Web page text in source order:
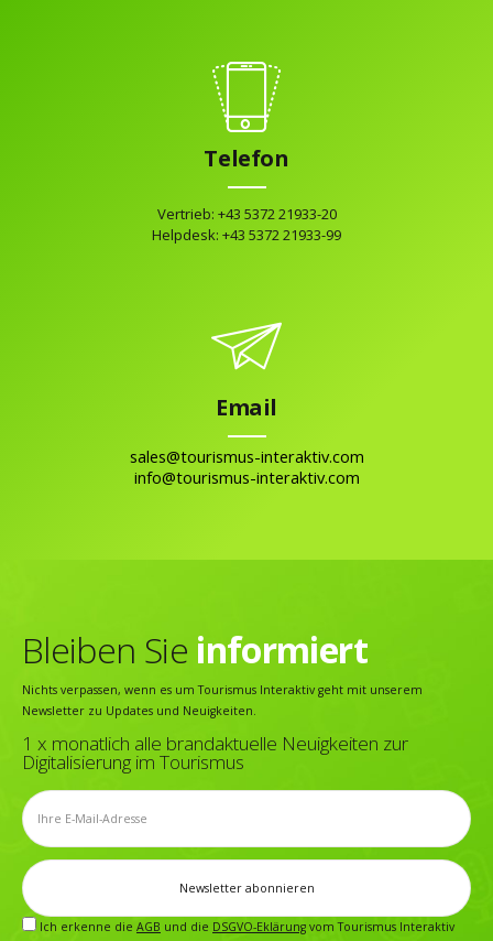
Telefon
Vertrieb: +43 5372 21933-20
Helpdesk: +43 5372 21933-99
Email
sales@tourismus-interaktiv.com
info@tourismus-interaktiv.com
Bleiben Sie informiert
Nichts verpassen, wenn es um Tourismus Interaktiv geht mit unserem
Newsletter zu Updates und Neuigkeiten.
1 x monatlich alle brandaktuelle Neuigkeiten zur
Digitalisierung im Tourismus
Ich erkenne die AGB und die DSGVO-Eklärung vom Tourismus Interaktiv